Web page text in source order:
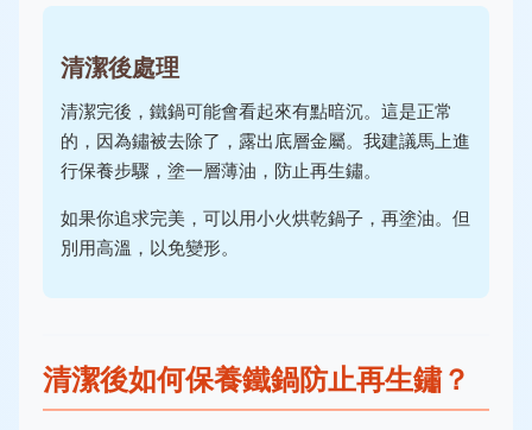
清潔後處理
清潔完後，鐵鍋可能會看起來有點暗沉。這是正常
的，因為鏽被去除了，露出底層金屬。我建議馬上進
行保養步驟，塗一層薄油，防止再生鏽。
如果你追求完美，可以用小火烘乾鍋子，再塗油。但
別用高溫，以免變形。
清潔後如何保養鐵鍋防止再生鏽？